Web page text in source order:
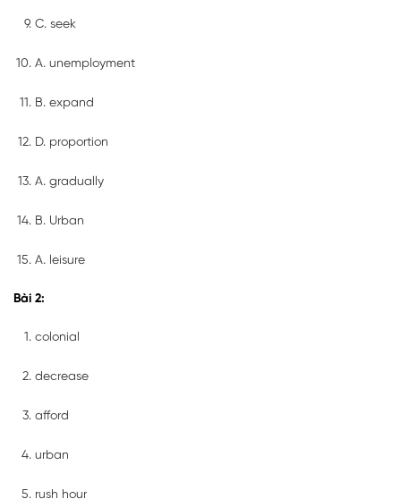
C. seek
A. unemployment
B. expand
D. proportion
A. gradually
B. Urban
A. leisure
Bài 2:
colonial
decrease
afford
urban
rush hour